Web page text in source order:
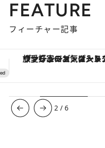
FEATURE
フィーチャー記事
3 /6